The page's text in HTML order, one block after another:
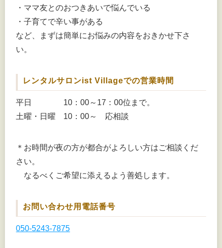
・ママ友とのおつきあいで悩んでいる
・子育てで辛い事がある
など、まずは簡単にお悩みの内容をおきかせ下さ
い。
レンタルサロンist Villageでの営業時間
平日 10：00～17：00位まで。
土曜・日曜 10：00～ 応相談
＊お時間が夜の方が都合がよろしい方はご相談くだ
さい。
なるべくご希望に添えるよう善処します。
お問い合わせ用電話番号
050-5243-7875